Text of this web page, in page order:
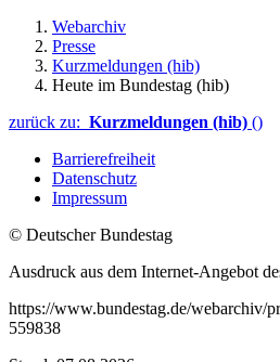
Webarchiv
Presse
Kurzmeldungen (hib)
Heute im Bundestag (hib)
zurück zu: Kurzmeldungen (hib) ()
Barrierefreiheit
Datenschutz
Impressum
© Deutscher Bundestag
Ausdruck aus dem Internet-Angebot
https://www.bundestag.de/webarchiv/
559838